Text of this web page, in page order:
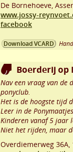
De Bornehoeve,
www.jossy-
facebook
Download VCARD
Boerderij op
Nav een vraag van de
ponyclub.
Het is de hoogste tijd
Leer in de
Kinderen vanaf 5 jaar
Niet het rijden, maar
Overdiemerweg 36A,